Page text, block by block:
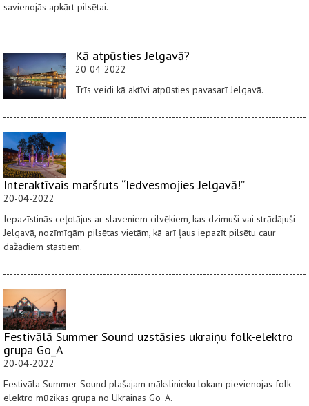
savienojās apkārt pilsētai.
Kā atpūsties Jelgavā?
20-04-2022
Trīs veidi kā aktīvi atpūsties pavasarī Jelgavā.
Interaktīvais maršruts “Iedvesmojies Jelgavā!”
20-04-2022
Iepazīstinās ceļotājus ar slaveniem cilvēkiem, kas dzimuši vai strādājuši
Jelgavā, nozīmīgām pilsētas vietām, kā arī ļaus iepazīt pilsētu caur
dažādiem stāstiem.
Festivālā Summer Sound uzstāsies ukraiņu folk-elektro
grupa Go_A
20-04-2022
Festivāla Summer Sound plašajam mākslinieku lokam pievienojas folk-
elektro mūzikas grupa no Ukrainas Go_A.